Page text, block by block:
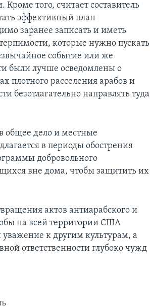
того, считает составитель
эффективный план
заранее записать и иметь
которые нужно пускать
событие или же
были лучше осведомлены о
плотного расселения арабов и
безотлагательно направлять туда
общее дело и местные
в периоды обострения
добровольного
вне дома, чтобы защитить их
актов антиарабского и
на всей территории США
уважение к другим культурам, а
ответственности глубоко чужд